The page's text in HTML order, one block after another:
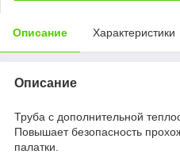
Описание Характеристики
Описание
Труба с дополнительной
Повышает безопасность
палатки.